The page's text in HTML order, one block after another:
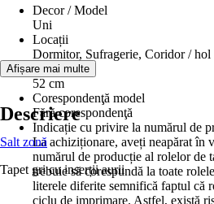
Decor / Model
Uni
Locații
Dormitor, Sufragerie, Coridor / hol
Lăţime
52 cm
Corespondenţă model
Fără corespondenţă
Indicație cu privire la numărul de
La achiziționare, aveți neapărat în
numărul de producție al rolelor de
trebuie să corespundă la toate
literele diferite semnifică faptul că
ciclu de imprimare. Astfel, există
Afișare mai multe
Descriere
Salt zonă
Tapet gri cu inserții aurii